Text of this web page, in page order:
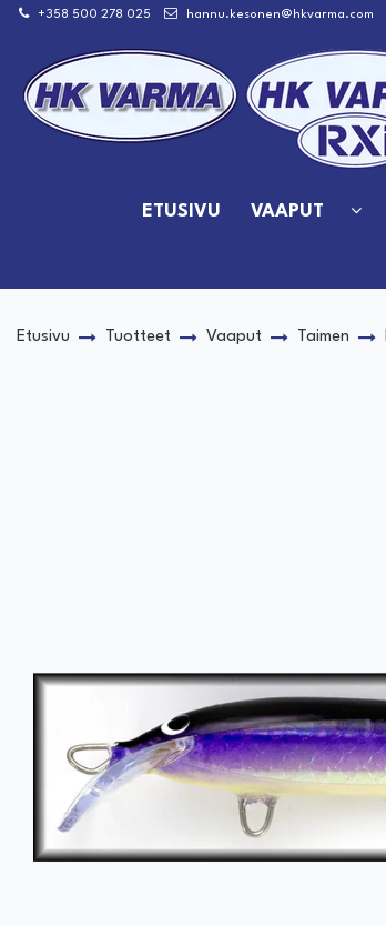
Siirry pääsisältöön
+358 500 278 025 hannu.kesonen@hkvarma.com
ETUSIVU VAAPUT
Etusivu Tuotteet Vaaput Taimen